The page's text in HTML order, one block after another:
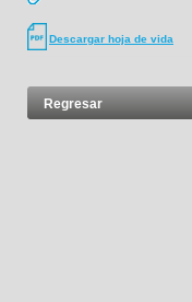
Descargar hoja de vida
Regresar